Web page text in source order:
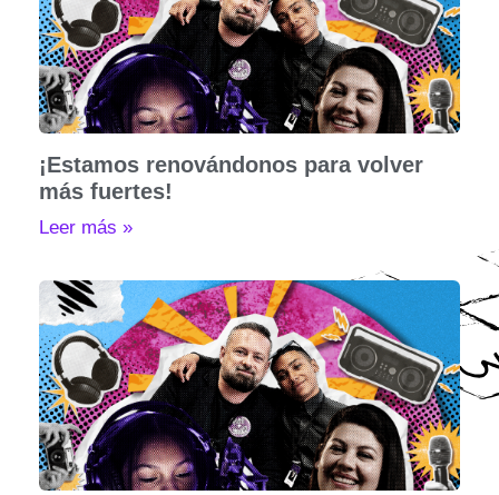
¡Estamos renovándonos para volver
más fuertes!
Leer más »